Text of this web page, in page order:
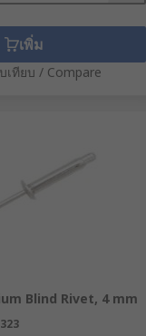
เพิ่ม
เทียบ / Compare
Blind Rivet, 4 mm